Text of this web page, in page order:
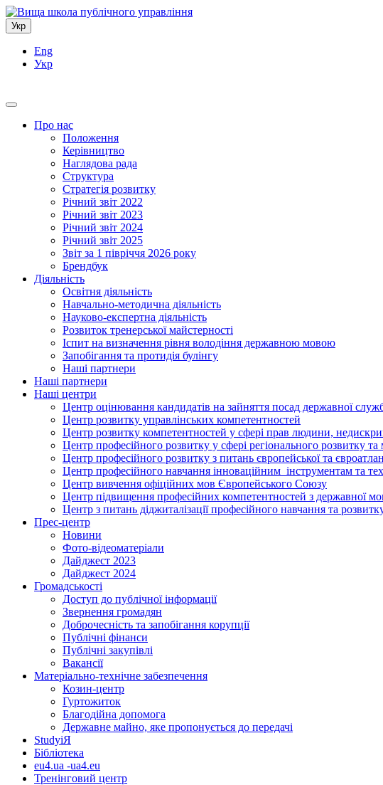
Укр
Eng
Укр
Про нас
Положення
Керівництво
Наглядова рада
Структура
Стратегія розвитку
Річний звіт 2022
Річний звіт 2023
Річний звіт 2024
Річний звіт 2025
Звіт за 1 півріччя 2026 року
Брендбук
Діяльність
Освітня діяльність
Навчально-методична діяльність
Науково-експертна діяльність
Розвиток тренерської майстерності
Іспит на визначення рівня володіння державною мовою
Запобігання та протидія булінгу
Наші партнери
Наші партнери
Наші центри
Центр оцінювання кандидатів на зайняття посад державної
Центр розвитку управлінських компетентностей
Центр розвитку компетентностей у сфері прав людини,
Центр професійного розвитку у сфері регіонального розвитку
Центр професійного розвитку з питань європейської та
Центр професійного навчання інноваційним інструментам та
Центр вивчення офіційних мов Європейського Союзу
Центр підвищення професійних компетентностей з державної
Центр з питань діджиталізації професійного навчання та
Прес-центр
Новини
Фото-відеоматеріали
Дайджест 2023
Дайджест 2024
Громадськості
Доступ до публічної інформації
Звернення громадян
Доброчесність та запобігання корупції
Публічні фінанси
Публічні закупівлі
Вакансії
Матеріально-технічне забезпечення
Козин-центр
Гуртожиток
Благодійна допомога
Державне майно, яке пропонується до передачі
StudyіЯ
Бібліотека
eu4.ua -ua4.eu
Тренінговий центр